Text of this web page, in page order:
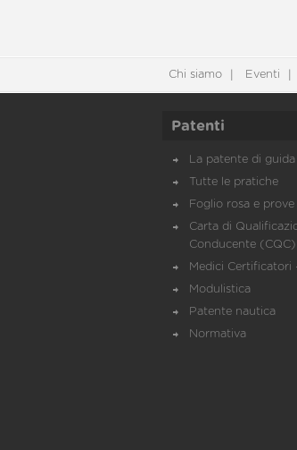
Chi siamo Eventi
Patenti
La patente di guida
Tutte le pratiche
Foglio rosa e prove
Carta di
Conducente (CQC)
Medici Certificatori
Modulistica
Patente nautica
Normativa